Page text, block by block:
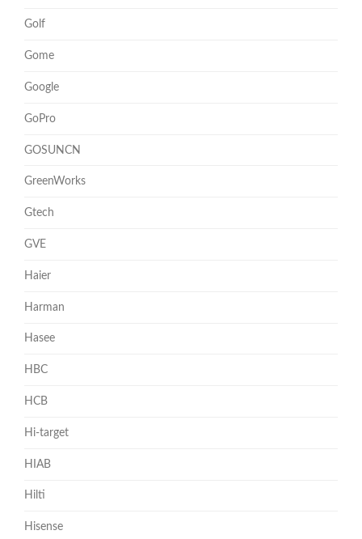
Golf
Gome
Google
GoPro
GOSUNCN
GreenWorks
Gtech
GVE
Haier
Harman
Hasee
HBC
HCB
Hi-target
HIAB
Hilti
Hisense